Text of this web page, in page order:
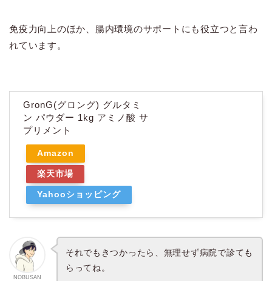
免疫力向上のほか、腸内環境のサポートにも役立つと言わ
れています。
GronG(グロング) グルタミ
ン パウダー 1kg アミノ酸 サ
プリメント
Amazon
楽天市場
Yahooショッピング
NOBUSAN
それでもきつかったら、無理せず病院で診ても
らってね。